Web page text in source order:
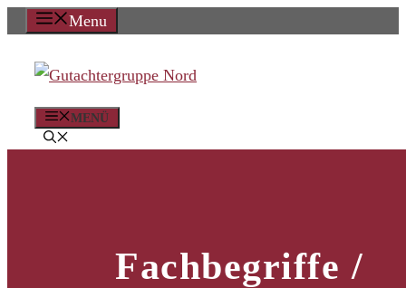
Zum
springen
Menu
MENÜ
Fachbegriffe /